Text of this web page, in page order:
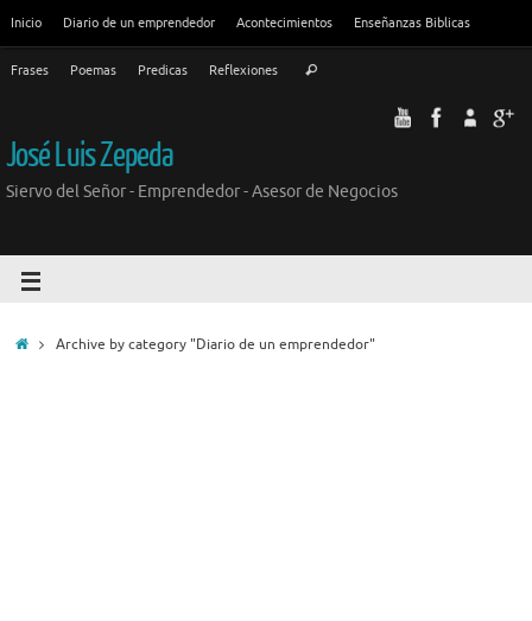
Inicio Diario de un emprendedor Acontecimientos Enseñanzas Biblicas
Frases Poemas Predicas Reflexiones
José Luis Zepeda
Siervo del Señor - Emprendedor - Asesor de Negocios
Archive by category "Diario de un emprendedor"